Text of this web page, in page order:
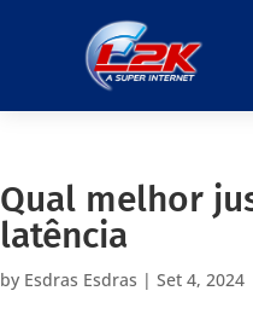
Qual melhor
latência
by Esdras Esdras | Set 4, 2024